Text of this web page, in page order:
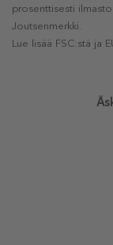
prosenttisesti
Joutsenmerkki.
Lue lisää FSC:stä ja